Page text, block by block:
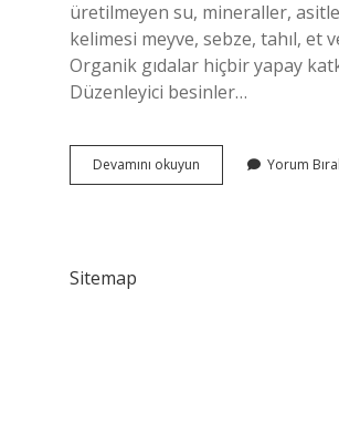
üretilmeyen su, mineraller,
kelimesi meyve, sebze, tahıl, et
Organik gıdalar hiçbir yapay
Düzenleyici besinler…
Devamını okuyun Organik
Besinler
Yorum
Sitemap